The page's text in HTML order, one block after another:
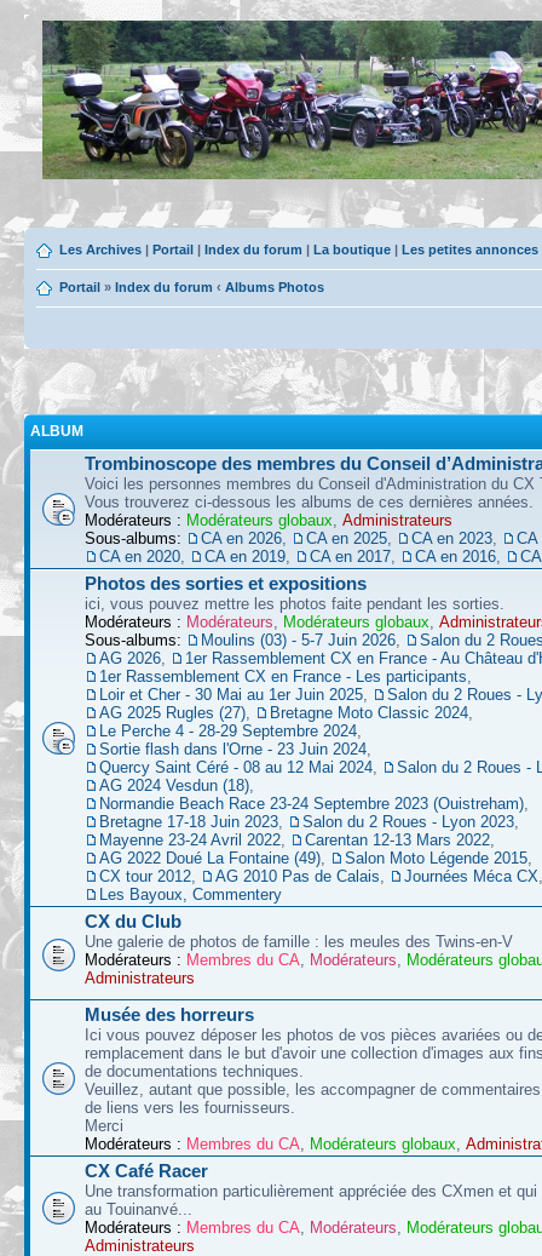
Les Archives | Portail | Index du forum | La boutique | Les petites
Portail » Index du forum ‹ Albums Photos
ALBUM
Trombinoscope des membres du Conseil
Voici les personnes membres du Conseil d'Administration du CX
Vous trouverez ci-dessous les albums de ces dernières années.
Modérateurs : Modérateurs globaux, Administrateurs
Sous-albums:
CA en 2026, CA en 2025, CA en 2023,
CA
CA en 2020, CA en 2019, CA en 2017, CA en 2016,
Photos des sorties et expositions
ici, vous pouvez mettre les photos faite pendant les sorties.
Modérateurs : Modérateurs, Modérateurs globaux,
Sous-albums:
Moulins (03) - 5-7 Juin 2026,
Salon du 2
AG 2026,
1er Rassemblement CX en France - Au Château
1er Rassemblement CX en France - Les participants,
Loir et Cher - 30 Mai au 1er Juin 2025,
Salon du 2 Roues -
AG 2025 Rugles (27), Bretagne Moto Classic 2024,
Le Perche 4 - 28-29 Septembre 2024,
Sortie flash dans l'Orne - 23 Juin 2024,
Quercy Saint Céré - 08 au 12 Mai 2024,
Salon du 2 Roues -
AG 2024 Vesdun (18),
Normandie Beach Race 23-24 Septembre 2023 (Ouistreham),
Bretagne 17-18 Juin 2023, Salon du 2 Roues - Lyon 2023,
Mayenne 23-24 Avril 2022, Carentan 12-13 Mars 2022,
AG 2022 Doué La Fontaine (49), Salon Moto Légende 2015,
CX tour 2012, AG 2010 Pas de Calais, Journées Méca CX,
Les Bayoux, Commentery
CX du Club
Une galerie de photos de famille : les meules des Twins-en-V
Modérateurs : Membres du CA, Modérateurs, Modérateurs
Administrateurs
Musée des horreurs
Ici vous pouvez déposer les photos de vos pièces avariées ou
remplacement dans le but d'avoir une collection d'images aux
de documentations techniques.
Veuillez, autant que possible, les accompagner de
de liens vers les fournisseurs.
Merci
Modérateurs : Membres du CA Modérateurs globaux
CX Café Racer
Une transformation particulièrement appréciée des CXmen et
au Touinanvé...
Modérateurs : Membres du CA Modérateurs
Modérateurs
Administrateurs